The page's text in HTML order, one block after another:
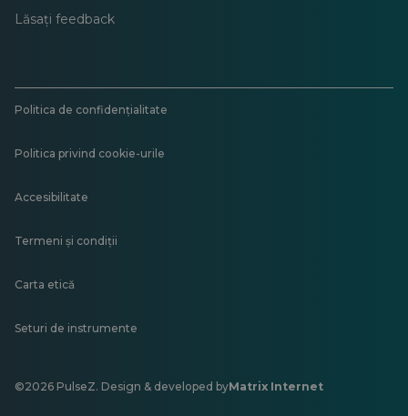
Lăsați feedback
Politica de confidențialitate
Politica privind cookie-urile
Accesibilitate
Termeni și condiții
Carta etică
Seturi de instrumente
©2026 PulseZ. Design & developed byMatrix Internet
Se